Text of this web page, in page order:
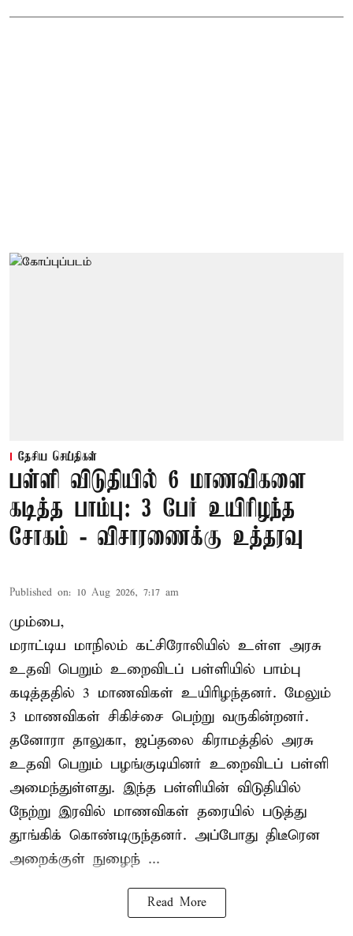
தேசிய செய்திகள்
பள்ளி விடுதியில் 6 மாணவிகளை
கடித்த பாம்பு: 3 பேர் உயிரிழந்த
சோகம் - விசாரணைக்கு உத்தரவு
Published on: 10 Aug 2026, 7:17 am
மும்பை,
மராட்டிய மாநிலம் கட்சிரோலியில் உள்ள அரசு
உதவி பெறும் உறைவிடப் பள்ளியில் பாம்பு
கடித்ததில் 3 மாணவிகள் உயிரிழந்தனர். மேலும்
3 மாணவிகள் சிகிச்சை பெற்று வருகின்றனர்.
தனோரா தாலுகா, ஜப்தலை கிராமத்தில் அரசு
உதவி பெறும் பழங்குடியினர் உறைவிடப் பள்ளி
அமைந்துள்ளது. இந்த பள்ளியின் விடுதியில்
நேற்று இரவில் மாணவிகள் தரையில் படுத்து
தூங்கிக் கொண்டிருந்தனர். அப்போது திடீரென
அறைக்குள் நுழைந் ...
Read More